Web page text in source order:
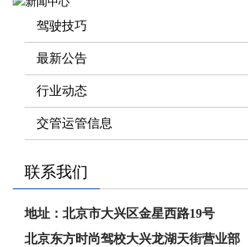
驾驶技巧
最新公告
行业动态
交管运管信息
联系我们
地址：北京市大兴区金星西路19号
北京东方时尚驾校大兴龙湖天街营业部